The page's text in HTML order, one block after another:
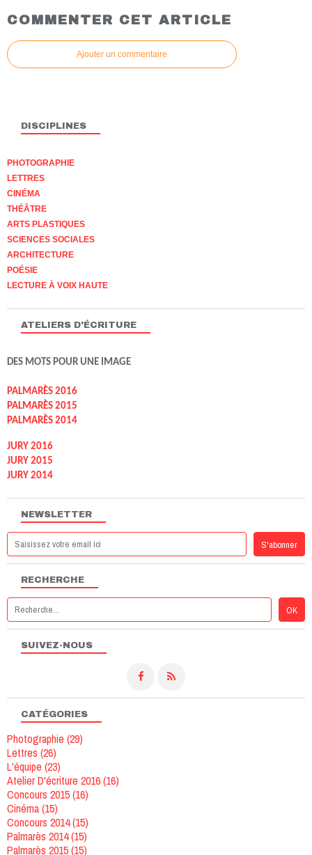
COMMENTER CET ARTICLE
Ajouter un commentaire
NEWSLETTER
SUIVEZ-NOUS
RECHERCHE
CATÉGORIES
Photographie (29)
Lettres (26)
L'équipe (23)
Atelier D'écriture 2016(16)
Concours 2015(16)
Cinéma(15)
Concours 2014(15)
Palmarès 2014(15)
Palmarès 2015(15)
DISCIPLINES
PHOTOGRAPHIE
LETTRES
CINÉMA
THÉÂTRE
ARTS PLASTIQUES
SCIENCES SOCIALES
ARCHITECTURE
POÉSIE
LECTURE À VOIX HAUTE
ATELIERS D'ÉCRITURE
DES MOTS POUR UNE IMAGE
PALMARÈS 2016
PALMARÈS 2015
PALMARÈS 2014
JURY 2016
JURY 2015
JURY 2014